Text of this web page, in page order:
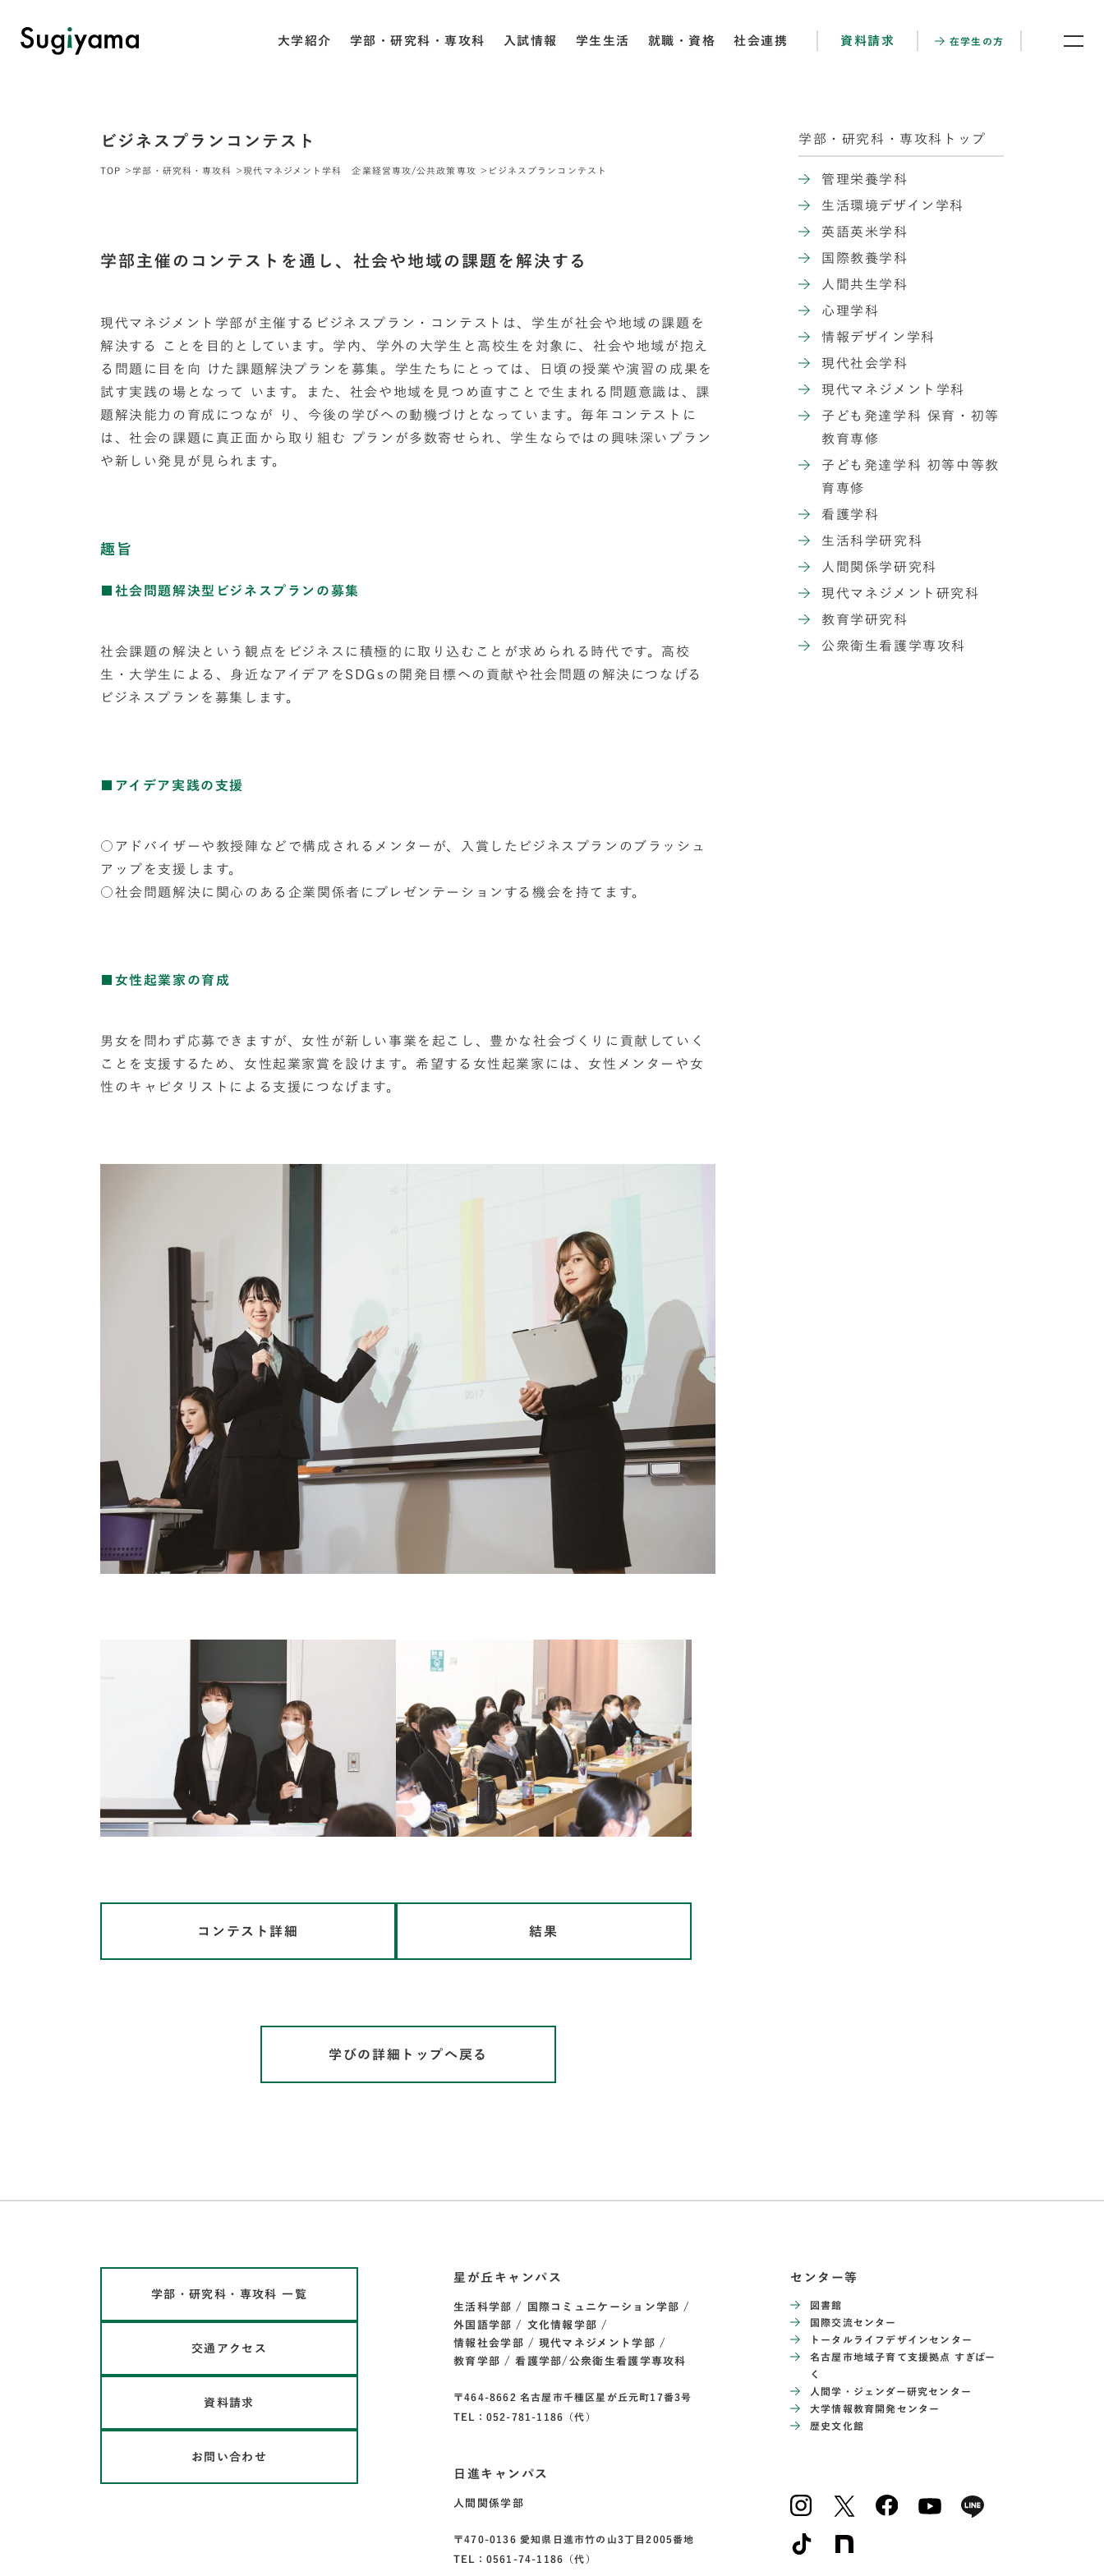
大学紹介 学部・研究科・専攻科 入試情報 学生生活 就職・資格 社会連携 資料請求 在学生の方
ビジネスプランコンテスト
TOP 学部・研究科・専攻科 現代マネジメント学科 企業経営専攻/公共政策専攻 ビジネスプランコンテスト
学部主催のコンテストを通し、社会や地域の課題を解決する
現代マネジメント学部が主催するビジネスプラン・コンテストは、学生が社会や地域の課題を
解決する ことを目的としています。学内、学外の大学生と高校生を対象に、社会や地域が抱え
る問題に目を向 けた課題解決プランを募集。学生たちにとっては、日頃の授業や演習の成果を
試す実践の場となって います。また、社会や地域を見つめ直すことで生まれる問題意識は、課
題解決能力の育成につなが り、今後の学びへの動機づけとなっています。毎年コンテストに
は、社会の課題に真正面から取り組む プランが多数寄せられ、学生ならではの興味深いプラン
や新しい発見が見られます。
趣旨
■社会問題解決型ビジネスプランの募集
社会課題の解決という観点をビジネスに積極的に取り込むことが求められる時代です。高校
生・大学生による、身近なアイデアをSDGsの開発目標への貢献や社会問題の解決につなげる
ビジネスプランを募集します。
■アイデア実践の支援
○アドバイザーや教授陣などで構成されるメンターが、入賞したビジネスプランのブラッシュ
アップを支援します。
○社会問題解決に関心のある企業関係者にプレゼンテーションする機会を持てます。
■女性起業家の育成
男女を問わず応募できますが、女性が新しい事業を起こし、豊かな社会づくりに貢献していく
ことを支援するため、女性起業家賞を設けます。希望する女性起業家には、女性メンターや女
性のキャピタリストによる支援につなげます。
コンテスト詳細 結果
学びの詳細トップへ戻る
学部・研究科・専攻科トップ
管理栄養学科
生活環境デザイン学科
英語英米学科
国際教養学科
人間共生学科
心理学科
情報デザイン学科
現代社会学科
現代マネジメント学科
子ども発達学科 保育・初等
教育専修
子ども発達学科 初等中等教
育専修
看護学科
生活科学研究科
人間関係学研究科
現代マネジメント研究科
教育学研究科
公衆衛生看護学専攻科
学部・研究科・専攻科 一覧
交通アクセス
資料請求
お問い合わせ
星が丘キャンパス
生活科学部
国際コミュニケーション学部
外国語学部
文化情報学部
情報社会学部
現代マネジメント学部
教育学部
看護学部/公衆衛生看護学専攻科
〒464-8662 名古屋市千種区星が丘元町17番3号
TEL：052-781-1186（代）
日進キャンパス
人間関係学部
〒470-0136 愛知県日進市竹の山3丁目2005番地
TEL：0561-74-1186（代）
センター等
図書館
国際交流センター
トータルライフデザインセンター
名古屋市地域子育て支援拠点 すぎぱー
く
人間学・ジェンダー研究センター
大学情報教育開発センター
歴史文化館